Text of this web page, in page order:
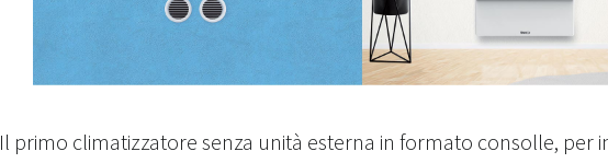
Il primo climatizzatore senza unità esterna in formato consolle, per